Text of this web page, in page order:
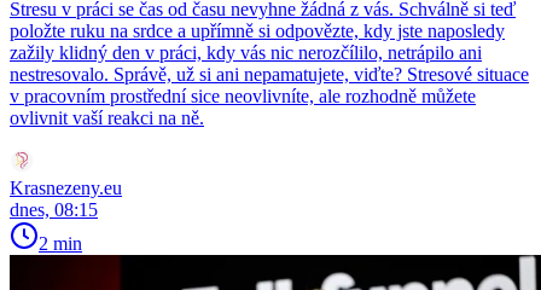
Stresu v práci se čas od času nevyhne žádná z vás. Schválně si teď
položte ruku na srdce a upřímně si odpovězte, kdy jste naposledy
zažily klidný den v práci, kdy vás nic nerozčílilo, netrápilo ani
nestresovalo. Správě, už si ani nepamatujete, viďte? Stresové situace
v pracovním prostřední sice neovlivníte, ale rozhodně můžete
ovlivnit vaší reakci na ně.
Krasnezeny.eu
dnes, 08:15
2 min